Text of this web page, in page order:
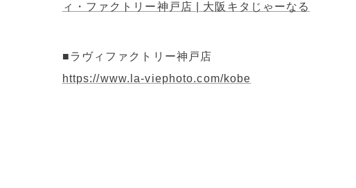
ィ・ファクトリー神戸店 | 大阪キタじゃーなる
■ラヴィファクトリー神戸店
https://www.la-viephoto.com/kobe